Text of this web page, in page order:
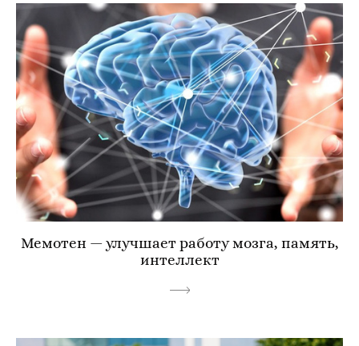
Мемотен — улучшает работу мозга, память,
интеллект